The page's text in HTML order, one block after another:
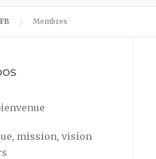
Membres
mission, vision